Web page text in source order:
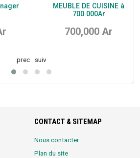
MEUBLE DE CUISINE à
700.000Ar
700,000 Ar
prec suiv
CONTACT & SITEMAP
Nous contacter
Plan du site